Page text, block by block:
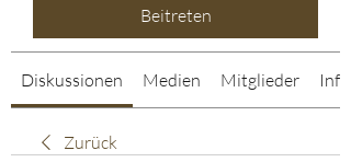
Beitreten
Diskussionen Medien Mitglieder Info
Zurück